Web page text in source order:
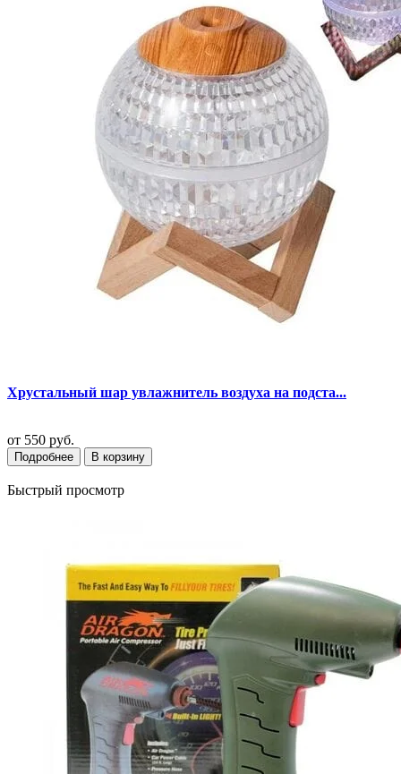
Хрустальный шар увлажнитель воздуха на подста...
от 550 руб.
Подробнее В корзину
Быстрый просмотр